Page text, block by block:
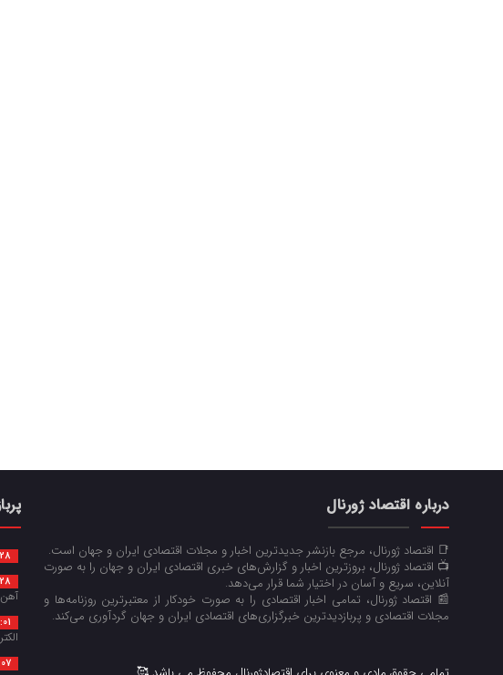
درباره اقتصاد ژورنال
📑 اقتصاد ژورنال، مرجع بازنشر جدیدترین اخبار و مجلات اقتصادی ایران و جهان است.
📺 اقتصاد ژورنال، بروزترین اخبار و گزارش‌های خبری اقتصادی ایران و جهان را به صورت
آنلاین، سریع و آسان در اختیار شما قرار می‌‌دهد.
📰 اقتصاد ژورنال، تمامی اخبار اقتصادی را به صورت خودکار از معتبرترین روزنامه‌ها و
مجلات اقتصادی و پربازدیدترین خبرگزاری‌های اقتصادی ایران و جهان گردآوری می‌کند.
آهن